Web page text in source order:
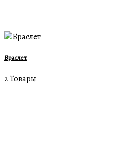
Браслет
2 Товары